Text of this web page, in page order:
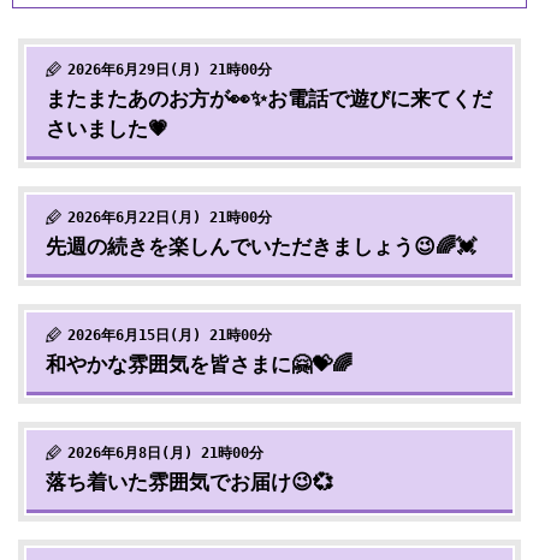
2026年6月29日(月) 21時00分
またまたあのお方が👀✨お電話で遊びに来てくだ
さいました💗
2026年6月22日(月) 21時00分
先週の続きを楽しんでいただきましょう😉🌈💓
2026年6月15日(月) 21時00分
和やかな雰囲気を皆さまに🤗💝🌈
2026年6月8日(月) 21時00分
落ち着いた雰囲気でお届け😉💞